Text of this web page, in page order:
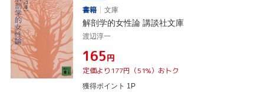
書籍
文庫
解剖学的女性論 講談社文庫
渡辺淳一
¥165円
定価より177円（51%）おトク
獲得ポイント 1P